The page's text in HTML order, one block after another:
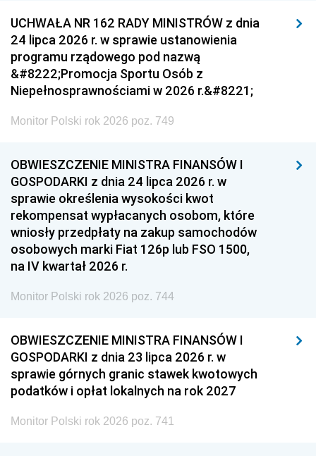
UCHWAŁA NR 162 RADY MINISTRÓW z dnia
24 lipca 2026 r. w sprawie ustanowienia
programu rządowego pod nazwą
&#8222;Promocja Sportu Osób z
Niepełnosprawnościami w 2026 r.&#8221;
Monitor Polski rok 2026 poz. 749
OBWIESZCZENIE MINISTRA FINANSÓW I
GOSPODARKI z dnia 24 lipca 2026 r. w
sprawie określenia wysokości kwot
rekompensat wypłacanych osobom, które
wniosły przedpłaty na zakup samochodów
osobowych marki Fiat 126p lub FSO 1500,
na IV kwartał 2026 r.
Monitor Polski rok 2026 poz. 744
OBWIESZCZENIE MINISTRA FINANSÓW I
GOSPODARKI z dnia 23 lipca 2026 r. w
sprawie górnych granic stawek kwotowych
podatków i opłat lokalnych na rok 2027
Monitor Polski rok 2026 poz. 741